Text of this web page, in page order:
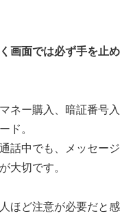
画面では必ず手を止め
ネー購入、暗証番号入
ド。
話中でも、メッセージ
大切です。
ほど注意が必要だと感